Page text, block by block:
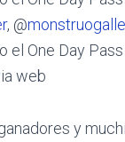
, @
el One Day Pass
web
y